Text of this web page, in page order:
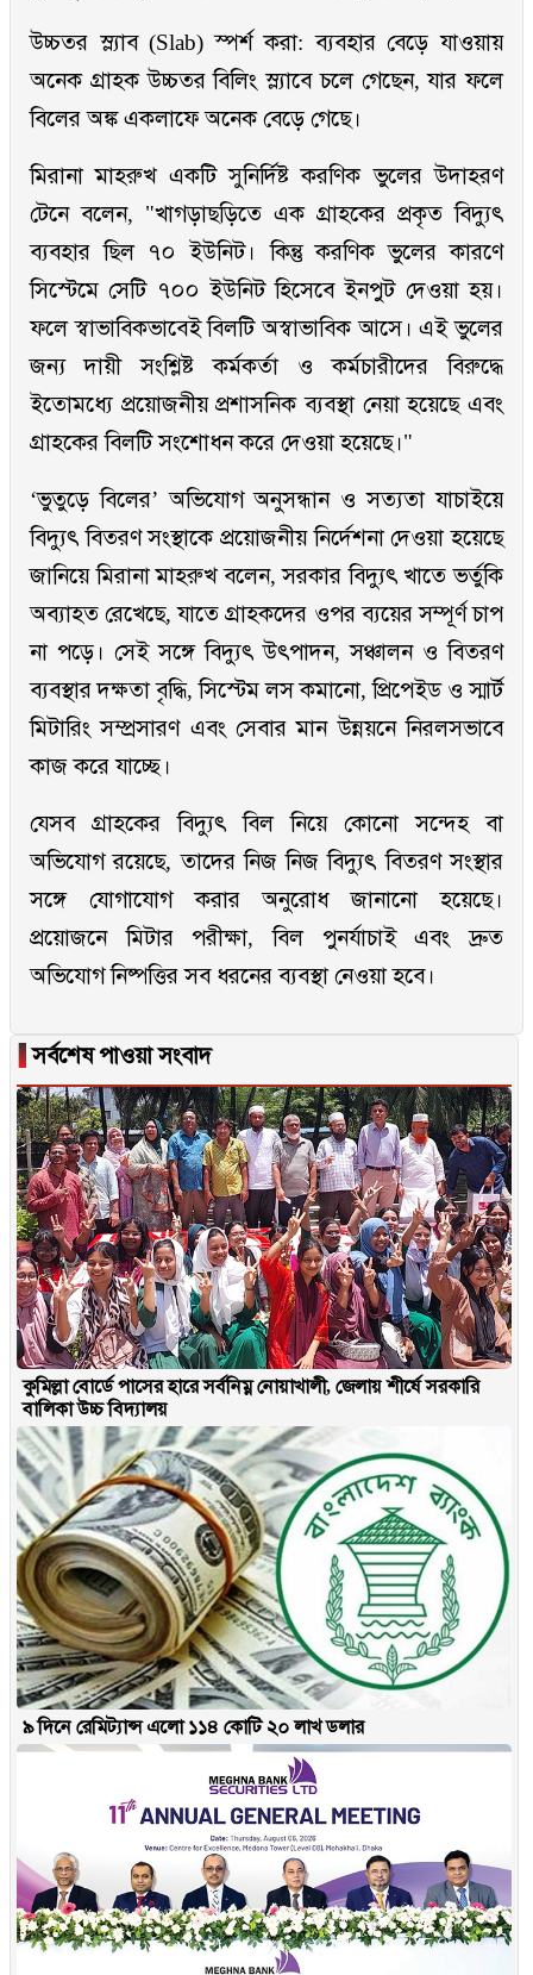
উচ্চতর স্ল্যাব (Slab) স্পর্শ করা: ব্যবহার বেড়ে যাওয়ায়
অনেক গ্রাহক উচ্চতর বিলিং স্ল্যাবে চলে গেছেন, যার ফলে
বিলের অঙ্ক একলাফে অনেক বেড়ে গেছে।
মিরানা মাহরুখ একটি সুনির্দিষ্ট করণিক ভুলের উদাহরণ
টেনে বলেন, "খাগড়াছড়িতে এক গ্রাহকের প্রকৃত বিদ্যুৎ
ব্যবহার ছিল ৭০ ইউনিট। কিন্তু করণিক ভুলের কারণে
সিস্টেমে সেটি ৭০০ ইউনিট হিসেবে ইনপুট দেওয়া হয়।
ফলে স্বাভাবিকভাবেই বিলটি অস্বাভাবিক আসে। এই ভুলের
জন্য দায়ী সংশ্লিষ্ট কর্মকর্তা ও কর্মচারীদের বিরুদ্ধে
ইতোমধ্যে প্রয়োজনীয় প্রশাসনিক ব্যবস্থা নেয়া হয়েছে এবং
গ্রাহকের বিলটি সংশোধন করে দেওয়া হয়েছে।"
‘ভুতুড়ে বিলের’ অভিযোগ অনুসন্ধান ও সত্যতা যাচাইয়ে
বিদ্যুৎ বিতরণ সংস্থাকে প্রয়োজনীয় নির্দেশনা দেওয়া হয়েছে
জানিয়ে মিরানা মাহরুখ বলেন, সরকার বিদ্যুৎ খাতে ভর্তুকি
অব্যাহত রেখেছে, যাতে গ্রাহকদের ওপর ব্যয়ের সম্পূর্ণ চাপ
না পড়ে। সেই সঙ্গে বিদ্যুৎ উৎপাদন, সঞ্চালন ও বিতরণ
ব্যবস্থার দক্ষতা বৃদ্ধি, সিস্টেম লস কমানো, প্রিপেইড ও স্মার্ট
মিটারিং সম্প্রসারণ এবং সেবার মান উন্নয়নে নিরলসভাবে
কাজ করে যাচ্ছে।
যেসব গ্রাহকের বিদ্যুৎ বিল নিয়ে কোনো সন্দেহ বা
অভিযোগ রয়েছে, তাদের নিজ নিজ বিদ্যুৎ বিতরণ সংস্থার
সঙ্গে যোগাযোগ করার অনুরোধ জানানো হয়েছে।
প্রয়োজনে মিটার পরীক্ষা, বিল পুনর্যাচাই এবং দ্রুত
অভিযোগ নিষ্পত্তির সব ধরনের ব্যবস্থা নেওয়া হবে।
▐সর্বশেষ পাওয়া সংবাদ
কুমিল্লা বোর্ডে পাসের হারে সর্বনিম্ন নোয়াখালী, জেলায় শীর্ষে সরকারি
বালিকা উচ্চ বিদ্যালয়
৯ দিনে রেমিট্যান্স এলো ১১৪ কোটি ২০ লাখ ডলার